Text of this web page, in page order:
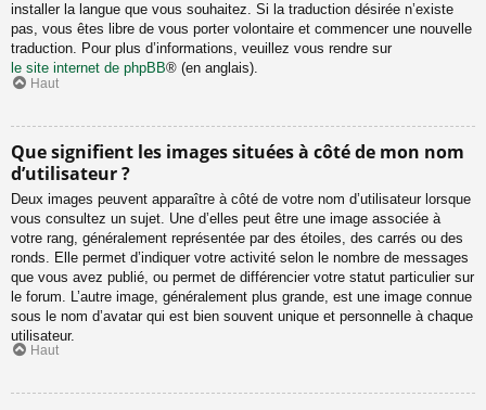
installer la langue que vous souhaitez. Si la traduction désirée n’existe
pas, vous êtes libre de vous porter volontaire et commencer une nouvelle
traduction. Pour plus d’informations, veuillez vous rendre sur
le site internet de phpBB® (en anglais).
Haut
Que signifient les images situées à côté de mon nom
d’utilisateur ?
Deux images peuvent apparaître à côté de votre nom d’utilisateur lorsque
vous consultez un sujet. Une d’elles peut être une image associée à
votre rang, généralement représentée par des étoiles, des carrés ou des
ronds. Elle permet d’indiquer votre activité selon le nombre de messages
que vous avez publié, ou permet de différencier votre statut particulier sur
le forum. L’autre image, généralement plus grande, est une image connue
sous le nom d’avatar qui est bien souvent unique et personnelle à chaque
utilisateur.
Haut